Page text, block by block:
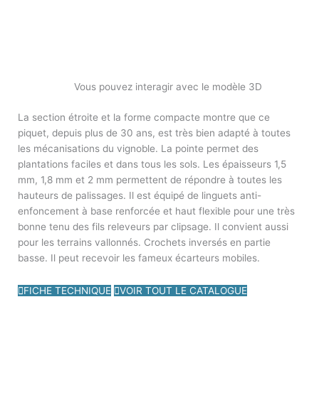
Vous pouvez interagir avec le modèle 3D
La section étroite et la forme compacte montre que ce
piquet, depuis plus de 30 ans, est très bien adapté à toutes
les mécanisations du vignoble. La pointe permet des
plantations faciles et dans tous les sols. Les épaisseurs 1,5
mm, 1,8 mm et 2 mm permettent de répondre à toutes les
hauteurs de palissages. Il est équipé de linguets anti-
enfoncement à base renforcée et haut flexible pour une très
bonne tenu des fils releveurs par clipsage. Il convient aussi
pour les terrains vallonnés. Crochets inversés en partie
basse. Il peut recevoir les fameux écarteurs mobiles.
FICHE TECHNIQUE VOIR TOUT LE CATALOGUE